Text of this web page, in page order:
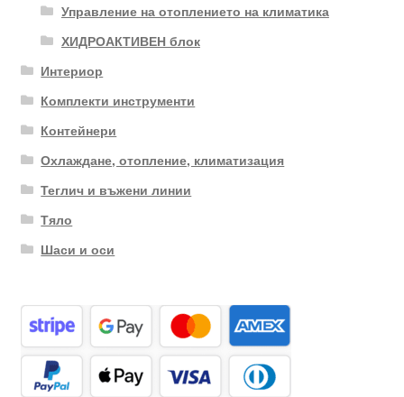
Управление на отоплението на климатика
ХИДРОАКТИВЕН блок
Интериор
Комплекти инструменти
Контейнери
Охлаждане, отопление, климатизация
Теглич и въжени линии
Тяло
Шаси и оси